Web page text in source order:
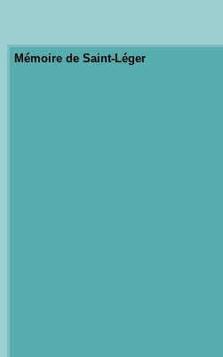
Mémoire de Saint-Léger